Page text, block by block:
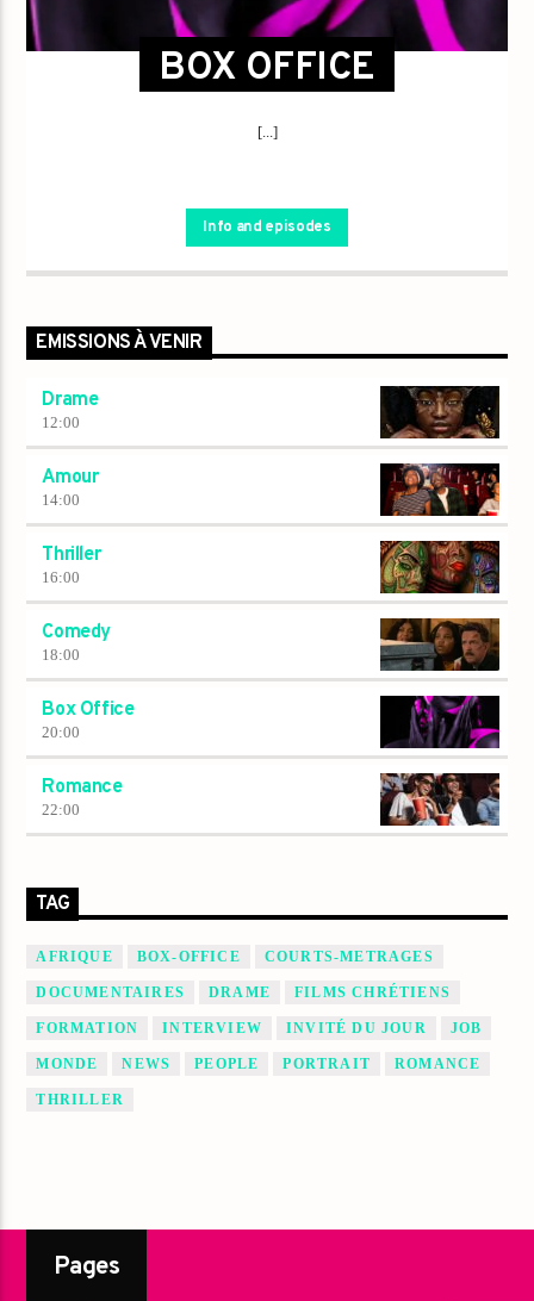
BOX OFFICE
[...]
Info and episodes
EMISSIONS À VENIR
Drame
12:00
Amour
14:00
Thriller
16:00
Comedy
18:00
Box Office
20:00
Romance
22:00
TAG
AFRIQUE BOX-OFFICE COURTS-METRAGES
DOCUMENTAIRES DRAME FILMS CHRÉTIENS
FORMATION INTERVIEW INVITÉ DU JOUR JOB
MONDE NEWS PEOPLE PORTRAIT ROMANCE
THRILLER
Pages